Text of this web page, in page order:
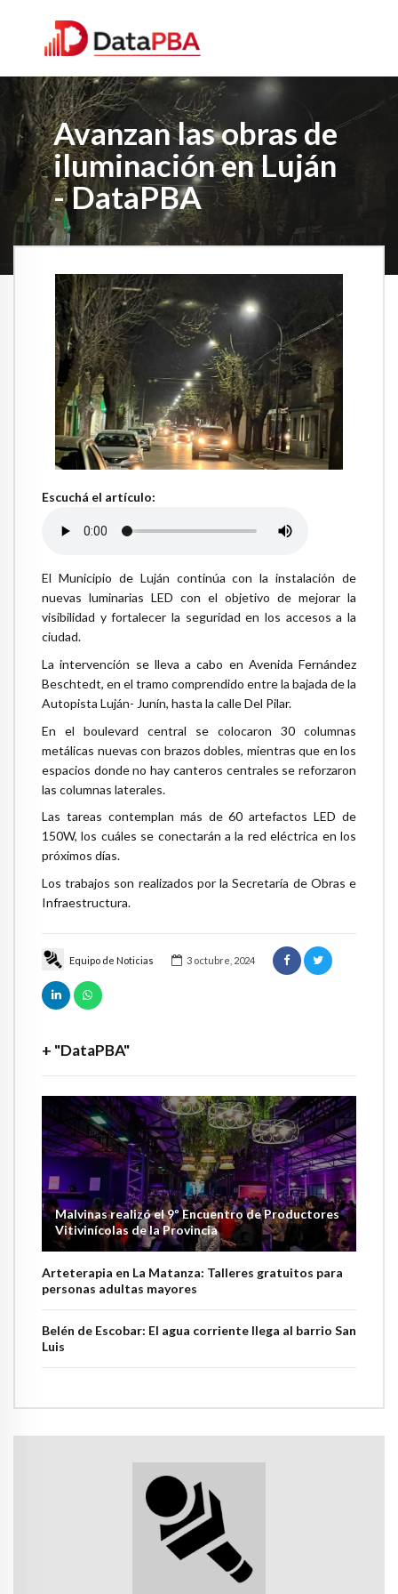
Avanzan las obras de
iluminación en Luján
- DataPBA
Equipo de Noticias 3 octubre, 2024
+ "DataPBA"
Malvinas realizó el 9º Encuentro de Productores
Vitivinícolas de la Provincia
Arteterapia en La Matanza: Talleres gratuitos para
personas adultas mayores
Belén de Escobar: El agua corriente llega al barrio San
Luis
Escuchá el artículo:
El Municipio de Luján continúa con la instalación de
nuevas luminarias LED con el objetivo de mejorar la
visibilidad y fortalecer la seguridad en los accesos a la
ciudad.
La intervención se lleva a cabo en Avenida Fernández
Beschtedt, en el tramo comprendido entre la bajada de la
Autopista Luján- Junín, hasta la calle Del Pilar.
En el boulevard central se colocaron 30 columnas
metálicas nuevas con brazos dobles, mientras que en los
espacios donde no hay canteros centrales se reforzaron
las columnas laterales.
Las tareas contemplan más de 60 artefactos LED de
150W, los cuáles se conectarán a la red eléctrica en los
próximos días.
Los trabajos son realizados por la Secretaría de Obras e
Infraestructura.